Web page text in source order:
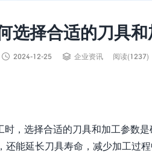
选择合适的刀具和
 2024-12-25  企业资讯 阅读(1237)
，选择合适的刀具和加工参数
能延长刀具寿命，减少加工过